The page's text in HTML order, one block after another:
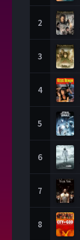
2
3
4
5
6
7
8